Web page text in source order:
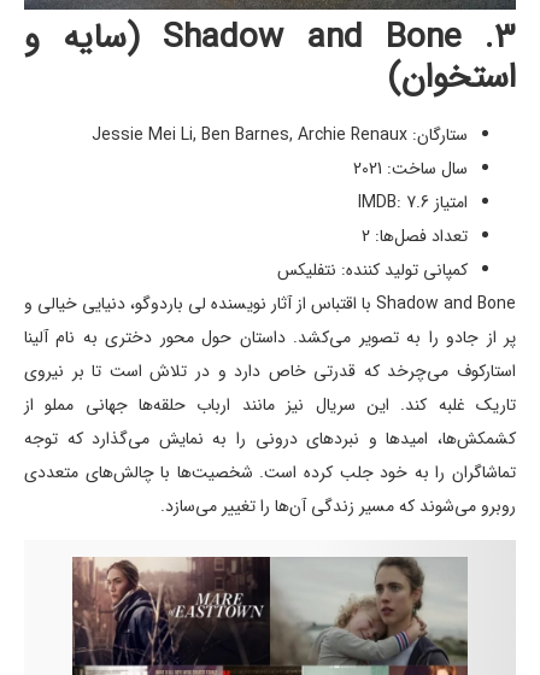
۳. Shadow and Bone (سایه و
استخوان)
ستارگان: Jessie Mei Li, Ben Barnes, Archie Renaux
سال ساخت: 2021
امتیاز IMDB: 7.6
تعداد فصل‌ها: 2
کمپانی تولید کننده: نتفلیکس
Shadow and Bone با اقتباس از آثار نویسنده لی باردوگو، دنیایی خیالی و
پر از جادو را به تصویر می‌کشد. داستان حول محور دختری به نام آلینا
استارکوف می‌چرخد که قدرتی خاص دارد و در تلاش است تا بر نیروی
تاریک غلبه کند. این سریال نیز مانند ارباب حلقه‌ها جهانی مملو از
کشمکش‌ها، امیدها و نبردهای درونی را به نمایش می‌گذارد که توجه
تماشاگران را به خود جلب کرده است. شخصیت‌ها با چالش‌های متعددی
روبرو می‌شوند که مسیر زندگی آن‌ها را تغییر می‌سازد.